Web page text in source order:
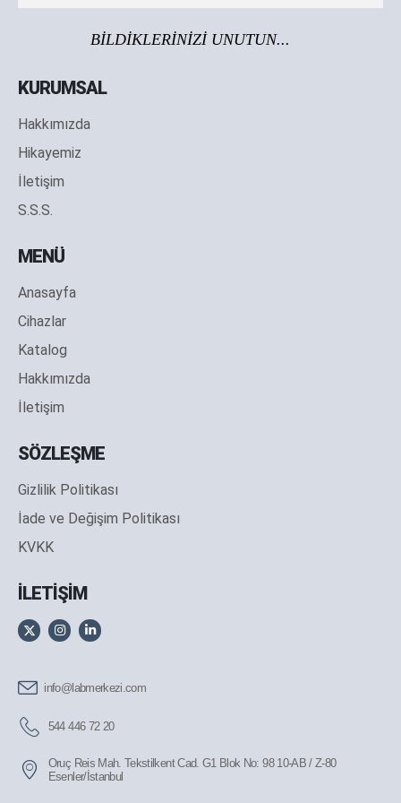
BİLDİKLERİNİZİ UNUTUN...
KURUMSAL
Hakkımızda
Hikayemiz
İletişim
S.S.S.
MENÜ
Anasayfa
Cihazlar
Katalog
Hakkımızda
İletişim
SÖZLEŞME
Gizlilik Politikası
İade ve Değişim Politikası
KVKK
İLETİŞİM
info@labmerkezi.com
544 446 72 20
Oruç Reis Mah. Tekstilkent Cad. G1 Blok No: 98 10-AB / Z-80
Esenler/İstanbul